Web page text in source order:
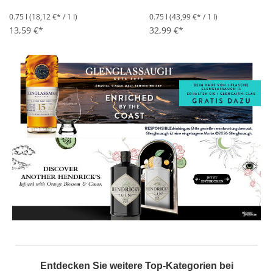
0.75 l (18,12 €* / 1 l)
13,59 €*
0.75 l (43,99 €* / 1 l)
32,99 €*
Entdecken Sie weitere Top-Kategorien bei